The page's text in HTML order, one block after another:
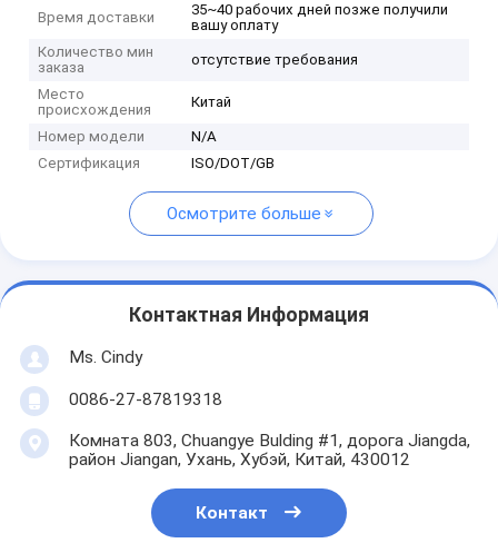
Время доставки
35~40 рабочих дней позже получили
вашу оплату
Количество мин
заказа
отсутствие требования
Место
происхождения
Китай
Номер модели
N/A
Сертификация
ISO/DOT/GB
Осмотрите больше
Контактная Информация
Ms. Cindy
0086-27-87819318
Комната 803, Chuangye Bulding #1, дорога Jiangda,
район Jiangan, Ухань, Хубэй, Китай, 430012
Контакт